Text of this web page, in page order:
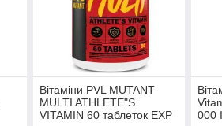
Вітаміни PVL MUTANT
MULTI ATHLETE"S
VITAMIN 60 таблеток EXP
000